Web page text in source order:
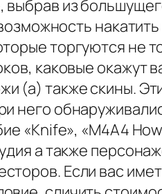
из
торгуются не
каковые окажут
(а) также скины.
него
«Knife», «M4A4
а также
Если вас